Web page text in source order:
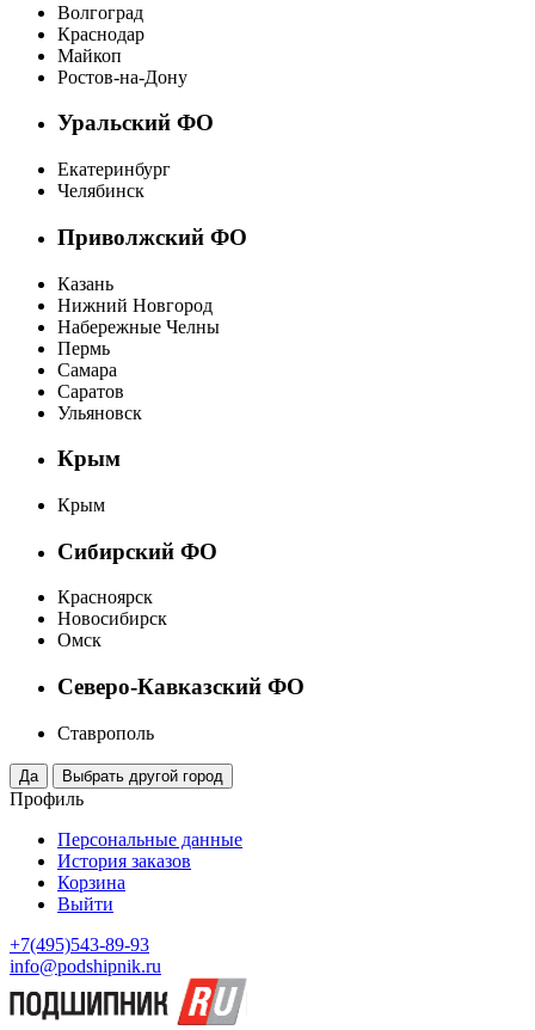
Волгоград
Краснодар
Майкоп
Ростов-на-Дону
Уральский ФО
Екатеринбург
Челябинск
Приволжский ФО
Казань
Нижний Новгород
Набережные Челны
Пермь
Самара
Саратов
Ульяновск
Крым
Крым
Сибирский ФО
Красноярск
Новосибирск
Омск
Северо-Кавказский ФО
Ставрополь
Профиль
Персональные данные
История заказов
Корзина
Выйти
+7(495)543-89-93
info@podshipnik.ru